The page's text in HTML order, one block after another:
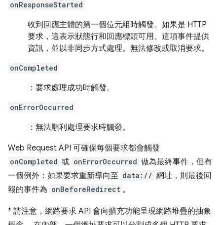
onResponseStarted
收到回應主體的第一個位元組時觸發。如果是 HTTP
要求，這表示狀態行和回應標頭可用。這項事件提供
資訊，並以非同步方式處理。無法修改或取消要求。
onCompleted
：要求處理成功時觸發。
onErrorOccurred
：無法順利處理要求時觸發。
Web Request API 可確保每個要求都會觸發
onCompleted 或 onErrorOccurred 做為最終事件，但有
一個例外：如果要求重新導向至 data:// 網址，則最後回
報的事件為 onBeforeRedirect 。
* 請注意，網路要求 API 會向擴充功能呈現網路堆疊的抽象